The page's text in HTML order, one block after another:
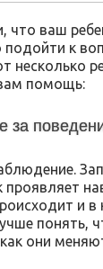
что ваш
к
несколько
помощь:
за
проявляет
и в
понять,
они